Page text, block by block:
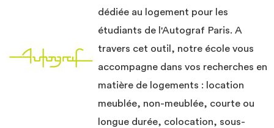
Une fois la perle rare trouvée, vous pouvez prendre contact avec le
propriétaire très simplement, grâce au formulaire de contact ou
directement par téléphone quand vous êtes connecté.
proximité de l’Autograf Paris dans les meilleures conditions possibles.
Bonne recherche et bon emménagement.
dédiée au logement pour les
étudiants de l'Autograf Paris. A
travers cet outil, notre école vous
accompagne dans vos recherches en
matière de logements : location
meublée, non-meublée, courte ou
longue durée, colocation, sous-